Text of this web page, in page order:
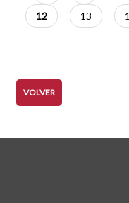
página
anterior
Página
actual
12 Página
13
VOLVER